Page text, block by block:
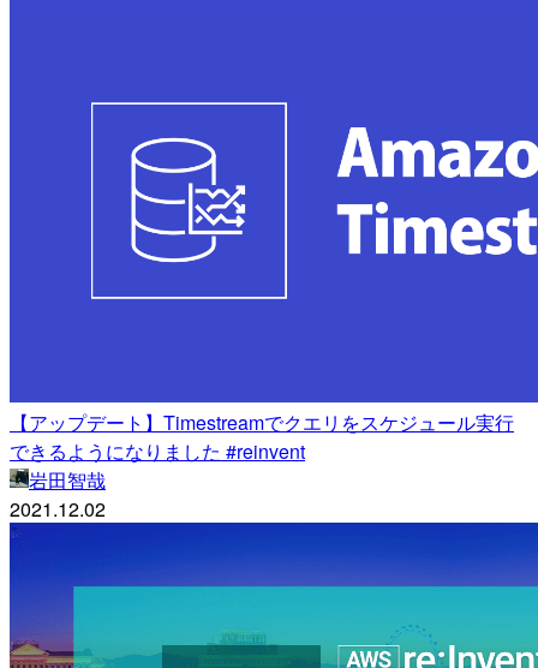
【アップデート】Timestreamでクエリをスケジュール実行
できるようになりました #reinvent
岩田智哉
2021.12.02